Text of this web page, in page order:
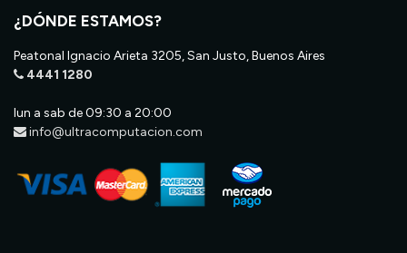
¿DÓNDE ESTAMOS?
Peatonal Ignacio Arieta 3205, San Justo, Buenos Aires
4441 1280
lun a sab de 09:30 a 20:00
info@ultracomputacion.com